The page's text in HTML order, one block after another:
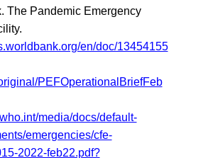
The Pandemic Emergency
en/doc/13454155
PEFOperationalBriefFeb
media/docs/default-
emergencies/cfe-
2022-feb22.pdf?